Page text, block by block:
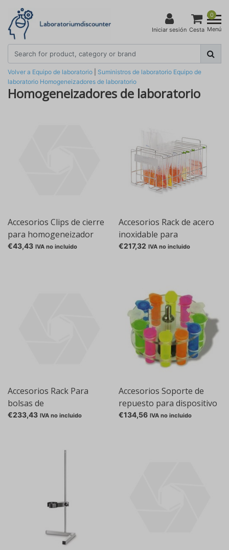
Iniciar sesión
0
Cesta Menú
Volver a Equipo de laboratorio Suministros de laboratorio Equipo de
laboratorio Homogeneizadores de laboratorio
Homogeneizadores de laboratorio
Accesorios Clips de cierre
para homogeneizador
para el mezclador de
€43,43 IVA no incluido
Accesorios Rack de acero
inoxidable para
homogeneizador Bag
€217,32 IVA no incluido
Accesorios Rack Para
bolsas de
homogeneización
€233,43 IVA no incluido
Accesorios Soporte de
repuesto para dispositivo
de descomposición celular
€134,56 IVA no incluido